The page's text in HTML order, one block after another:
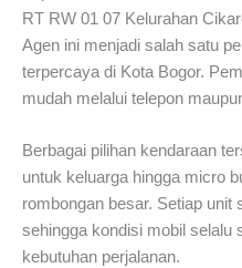
RT RW 01 07 Kelurahan
Agen ini menjadi salah satu
terpercaya di Kota Bogor.
mudah melalui telepon
Berbagai pilihan kendaraan
untuk keluarga hingga micro
rombongan besar. Setiap unit
sehingga kondisi mobil selalu
kebutuhan perjalanan.